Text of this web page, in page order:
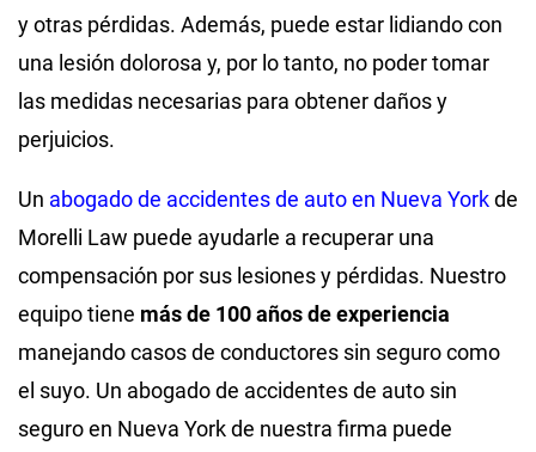
y otras pérdidas. Además, puede estar lidiando con
una lesión dolorosa y, por lo tanto, no poder tomar
las medidas necesarias para obtener daños y
perjuicios.
Un abogado de accidentes de auto en Nueva Yorkde
Morelli Law puede ayudarle a recuperar una
compensación por sus lesiones y pérdidas. Nuestro
equipo tiene más de 100 años de experiencia
manejando casos de conductores sin seguro como
el suyo. Un abogado de accidentes de auto sin
seguro en Nueva York de nuestra firma puede